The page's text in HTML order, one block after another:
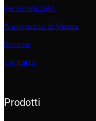
Personalizzato
A proposito di Vebos
Risorse
Contatto
Prodotti